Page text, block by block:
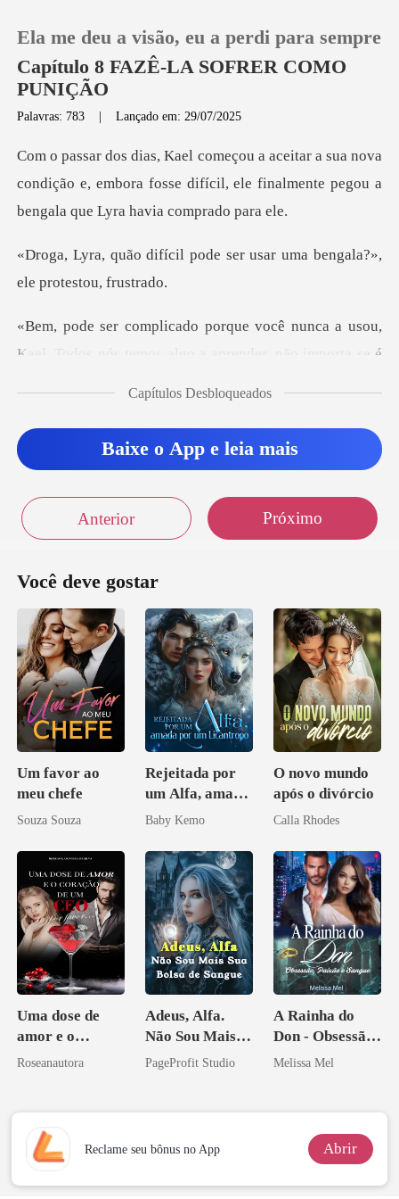
Loja
Sair
Ela me deu a visão, eu a perdi para sempre
Capítulo 8 FAZÊ-LA SOFRER COMO
PUNIÇÃO
Palavras: 783 |Lançado em: 29/07/2025
nova
condição e, embora fosse difícil, ele finalme
pode ser usar uma bengala?»
nunca a usou,
Kael. Todos nós temos
Capítulos Desbloqueados
Baixe o App e leia mais
Anterior Próximo
Você deve gostar
Um favor ao
meu chefe
Souza Souza
Rejeitada por
um Alfa, amada
por um
Baby Kemo
O novo mundo
após o divórcio
Calla Rhodes
Uma dose de
amor e o
coração de um
Roseanautora
Adeus, Alfa.
Não Sou Mais
Sua Bolsa de
PageProfit Studio
A Rainha do
Don - Obsessão,
Paixão e Sangue
Melissa Mel
Reclame seu bônus no App Abrir